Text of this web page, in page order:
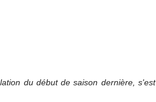
du début de saison dernière, s'est